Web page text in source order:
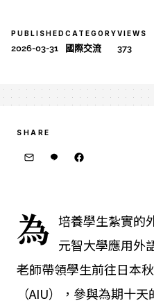
PUBLISHED
2026-03-31
CATEGORY
國際交流
VIEWS
373
SHARE
為 培養學生紮實的
元智大學應用外
老師帶領學生前往日本
（AIU），參與為期十